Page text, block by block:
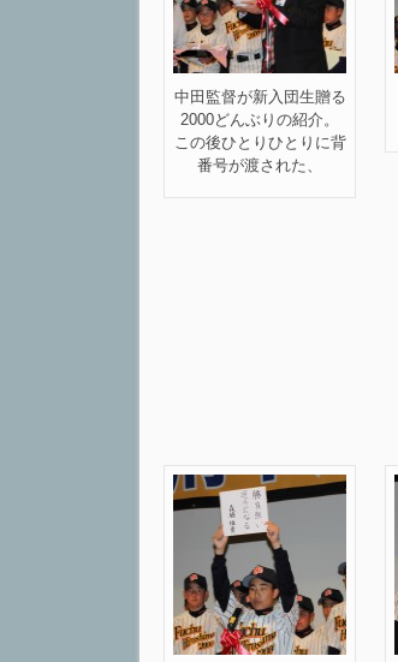
中田監督が新入団生贈る
2000どんぶりの紹介。
この後ひとりひとりに背
番号が渡された、